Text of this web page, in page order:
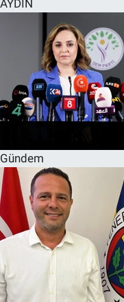
AYDIN
Gündem
SPOR
RESMİ İLANLAR